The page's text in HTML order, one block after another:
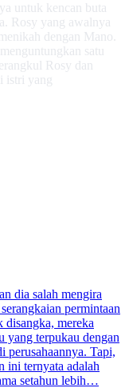
untuk kencan buta
Rosy yang awalnya
dengan Mano.
satu
Rosy dan
istri yang
dia salah mengira
permintaan
mereka
yang terpukau dengan
perusahaannya. Tapi,
ini ternyata adalah
setahun lebih…